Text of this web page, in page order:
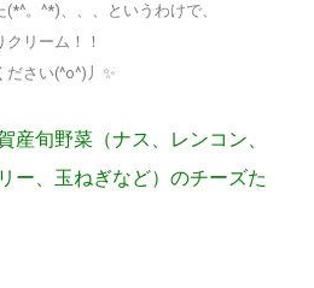
。^*)、、、というわけで、
リーム！！
さい(^o^)丿✨
産旬野菜（ナス、レンコン、
ー、玉ねぎなど）のチーズた